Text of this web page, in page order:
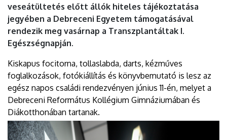
veseátültetés előtt állók hiteles tájékoztatása
jegyében a Debreceni Egyetem támogatásával
rendezik meg vasárnap a Transzplantáltak I.
Egészségnapján.
Kiskapus focitorna, tollaslabda, darts, kézműves
foglalkozások, fotókiállítás és könyvbemutató is lesz az
egész napos családi rendezvényen június 11-én, melyet a
Debreceni Református Kollégium Gimnáziumában és
Diákotthonában tartanak.